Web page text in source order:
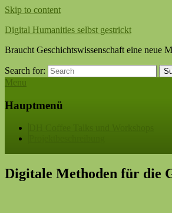
Skip to content
Digital Humanities selbst gestrickt
Braucht Geschichtswissenschaft eine neue
Search for:
Menu
Hauptmenü
Digitale Methoden für die